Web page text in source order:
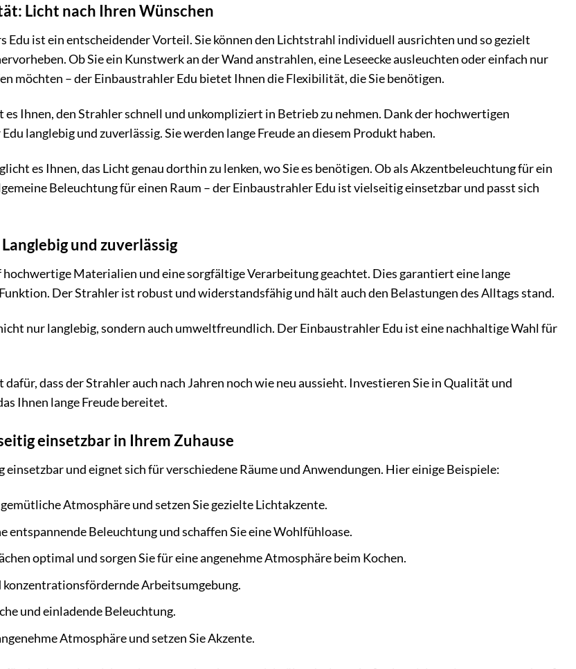
Licht nach Ihren Wünschen
Edu ist ein entscheidender Vorteil. Sie können den Lichtstrahl individuell ausrichten und so gezielt
Ob Sie ein Kunstwerk an der Wand anstrahlen, eine Leseecke ausleuchten oder einfach nur
möchten – der Einbaustrahler Edu bietet Ihnen die Flexibilität, die Sie benötigen.
Ihnen, den Strahler schnell und unkompliziert in Betrieb zu nehmen. Dank der hochwertigen
langlebig und zuverlässig. Sie werden lange Freude an diesem Produkt haben.
es Ihnen, das Licht genau dorthin zu lenken, wo Sie es benötigen. Ob als Akzentbeleuchtung für ein
Beleuchtung für einen Raum – der Einbaustrahler Edu ist vielseitig einsetzbar und passt sich
und zuverlässig
hochwertige Materialien und eine sorgfältige Verarbeitung geachtet. Dies garantiert eine lange
Der Strahler ist robust und widerstandsfähig und hält auch den Belastungen des Alltags stand.
nur langlebig, sondern auch umweltfreundlich. Der Einbaustrahler Edu ist eine nachhaltige Wahl für
dass der Strahler auch nach Jahren noch wie neu aussieht. Investieren Sie in Qualität und
Ihnen lange Freude bereitet.
einsetzbar in Ihrem Zuhause
einsetzbar und eignet sich für verschiedene Räume und Anwendungen. Hier einige Beispiele:
Atmosphäre und setzen Sie gezielte Lichtakzente.
entspannende Beleuchtung und schaffen Sie eine Wohlfühloase.
optimal und sorgen Sie für eine angenehme Atmosphäre beim Kochen.
konzentrationsfördernde Arbeitsumgebung.
und einladende Beleuchtung.
Atmosphäre und setzen Sie Akzente.